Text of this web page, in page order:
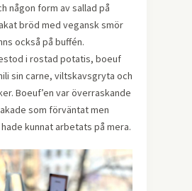
någon form av sallad på
bröd med vegansk smör
också på buffén.
i rostad potatis, boeuf
sin carne, viltskavsgryta och
Boeuf’en var överraskande
som förväntat men
kunnat arbetats på mera.